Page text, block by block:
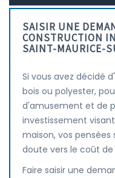
SAISIR UNE
CONSTRUCTION
SAINT-MAURICE-
Si vous avez décidé
bois ou polyester,
d'amusement et de
investissement
maison, vos
doute vers le coût
Faire saisir une